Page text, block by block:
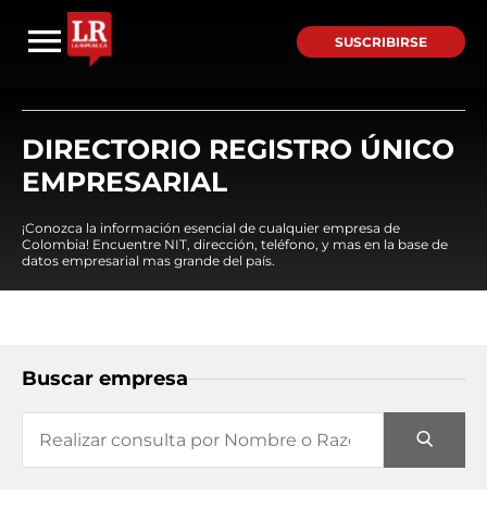
SUSCRIBIRSE
DIRECTORIO REGISTRO ÚNICO
EMPRESARIAL
¡Conozca la información esencial de cualquier empresa de
Colombia! Encuentre NIT, dirección, teléfono, y mas en la base de
datos empresarial mas grande del país.
Buscar empresa